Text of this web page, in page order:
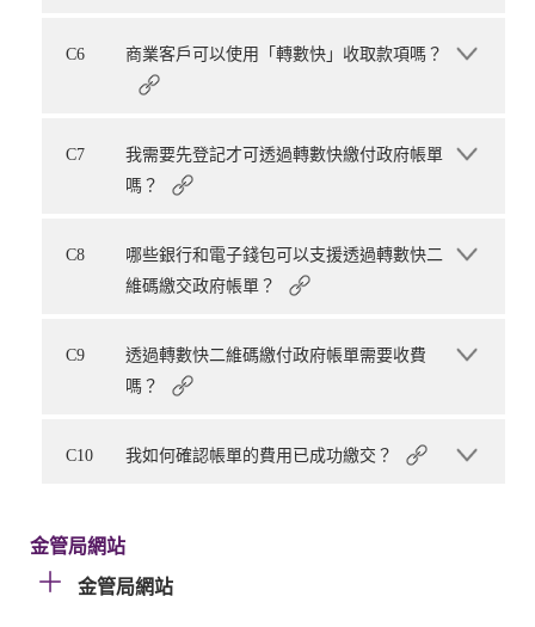
C6 商業客戶可以使用「轉數快」收取款項嗎？
C7
我需要先登記才可透過轉數快繳付政府帳單
嗎？
C8
哪些銀行和電子錢包可以支援透過轉數快二
維碼繳交政府帳單？
C9
透過轉數快二維碼繳付政府帳單需要收費
嗎？
C10 我如何確認帳單的費用已成功繳交？
金管局網站
金管局網站